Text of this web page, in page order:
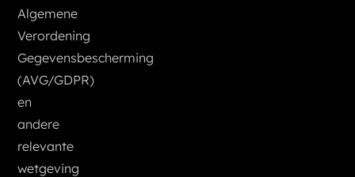
Algemene
Verordening
Gegevensbescherming
(AVG/GDPR)
en
andere
relevante
wetgeving